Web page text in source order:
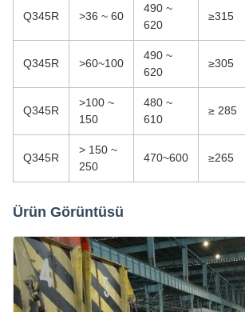
Q345R >36 ~ 60
490 ~
620
≥315
Q345R >60~100
490 ~
620
≥305
Q345R
>100 ~
150
480 ~
610
≥ 285
Q345R
> 150 ~
250
470~600 ≥265
Ürün Görüntüsü